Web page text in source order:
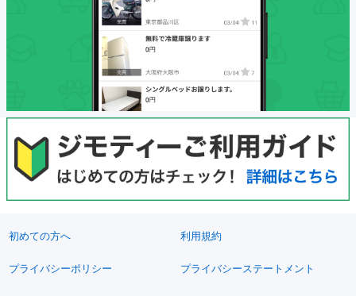
初めての方へ 利用規約
プライバシーポリシー プライバシーステートメント